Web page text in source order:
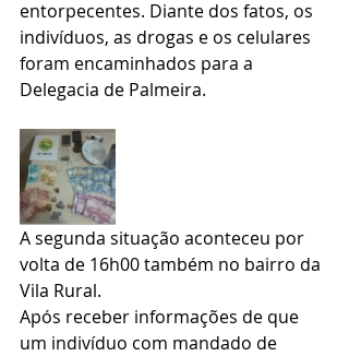
entorpecentes. Diante dos fatos, os
indivíduos, as drogas e os celulares
foram encaminhados para a
Delegacia de Palmeira.
A segunda situação aconteceu por
volta de 16h00 também no bairro da
Vila Rural.
Após receber informações de que
um indivíduo com mandado de